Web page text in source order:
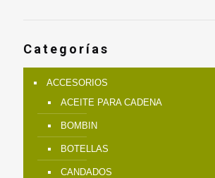
Categorías
ACCESORIOS
ACEITE PARA CADENA
BOMBIN
BOTELLAS
CANDADOS